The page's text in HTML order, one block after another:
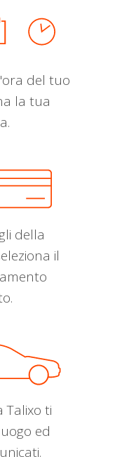
del tuo
la tua
della
il
Talixo ti
ed